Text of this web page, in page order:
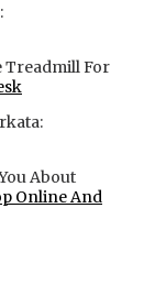
Treadmill For
About
Online And